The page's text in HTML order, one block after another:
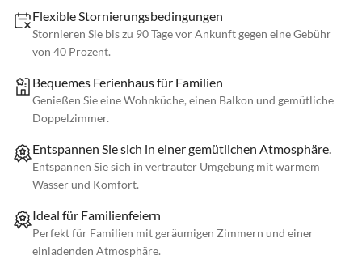
Flexible Stornierungsbedingungen
Stornieren Sie bis zu 90 Tage vor Ankunft gegen eine Gebühr
von 40 Prozent.
Bequemes Ferienhaus für Familien
Genießen Sie eine Wohnküche, einen Balkon und gemütliche
Doppelzimmer.
Entspannen Sie sich in einer gemütlichen Atmosphäre.
Entspannen Sie sich in vertrauter Umgebung mit warmem
Wasser und Komfort.
Ideal für Familienfeiern
Perfekt für Familien mit geräumigen Zimmern und einer
einladenden Atmosphäre.